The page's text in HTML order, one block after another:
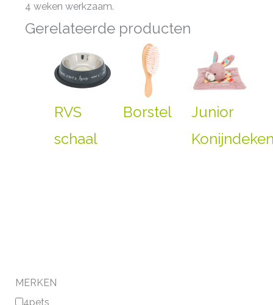
4 weken werkzaam.
Gerelateerde producten
RVS
schaal
Borstel
Junior
MERKEN
4pets